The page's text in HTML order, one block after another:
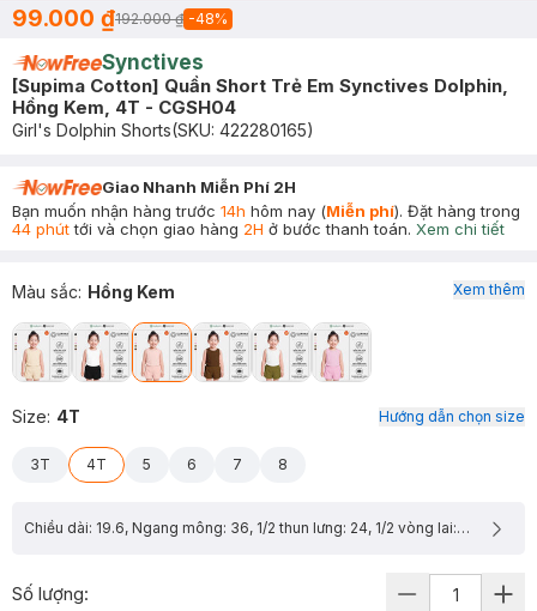
99.000 ₫192.000 ₫ -48%
Synctives
[Supima Cotton] Quần Short Trẻ Em Synctives Dolphin,
Hồng Kem, 4T - CGSH04
Girl's Dolphin Shorts(SKU: 422280165)
Giao Nhanh Miễn Phí 2H
Bạn muốn nhận hàng trước 14h hôm nay (Miễn phí). Đặt hàng trong
44 phúttới và chọn giao hàng 2H ở bước thanh toán. Xem chi tiết
Màu sắc: Hồng Kem
Size: 4T Hướng dẫn chọn size
3T 4T 5 6 7 8
Chiều dài: 19.6, Ngang mông: 36, 1/2 thun lưng: 24, 1/2 vòng lai: 23.5
Xem thêm
Số lượng: